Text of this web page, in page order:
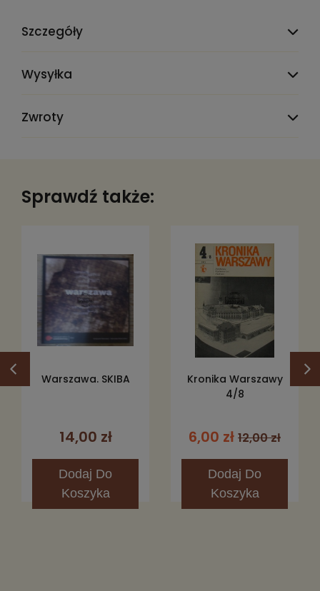
Szczegóły
Rok wydania:
Wysokość: 245
Stan książki: 4
Fotografie: czarno-białe i kolorowe
Kod produktu: 430451
Wysyłka
Zwroty
Sprawdź także:
Warszawa. SKIBA
14,00 zł
Dodaj Do
Koszyka
Kronika Warszawy
4/8
6,00 zł 12,00 zł
Dodaj Do
Koszyka